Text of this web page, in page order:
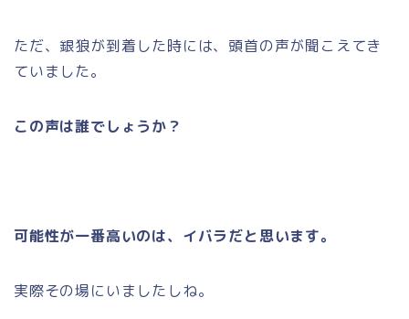
ただ、銀狼が到着した時には、頭首の声が聞こえてき
ていました。
この声は誰でしょうか？
可能性が一番高いのは、イバラだと思います。
実際その場にいましたしね。